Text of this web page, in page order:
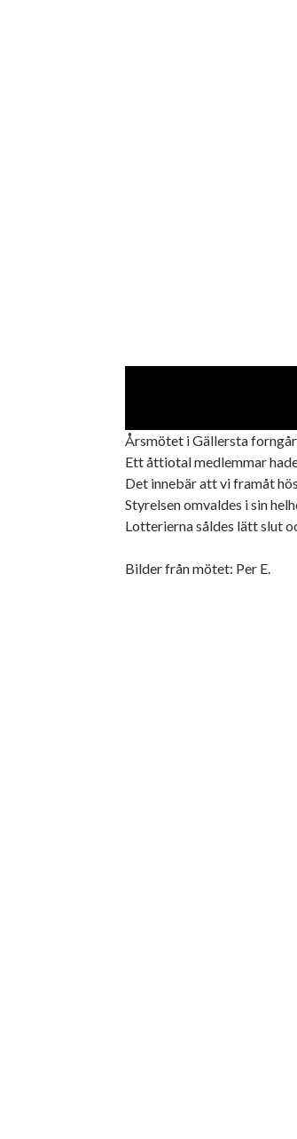
Årsmötet i Gällersta
Ett åttiotal medlemmar
Det innebär att vi framåt
Styrelsen omvaldes i sin
Lotterierna såldes lätt slut
Bilder från mötet: Per E.